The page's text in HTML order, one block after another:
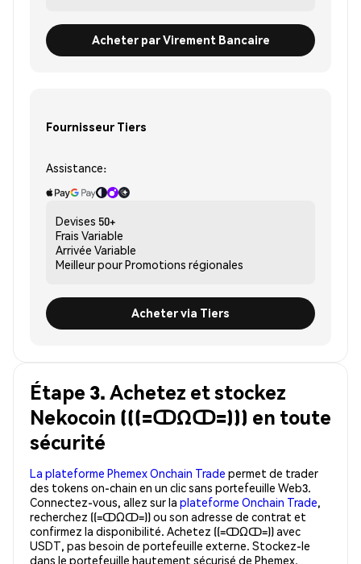
Acheter par Virement Bancaire
Fournisseur Tiers
Assistance:
Devises 50+
Frais Variable
Arrivée Variable
Meilleur pourPromotions régionales
Acheter via Tiers
Étape 3. Achetez et stockez
Nekocoin (((=ↀΩↀ=))) en toute
sécurité
La plateforme Phemex Onchain Trade permet de trader
des tokens on-chain en un clic sans portefeuille Web3.
Connectez-vous, allez sur la plateforme Onchain Trade,
recherchez ((=ↀΩↀ=)) ou son adresse de contrat et
confirmez la disponibilité. Achetez ((=ↀΩↀ=)) avec
USDT, pas besoin de portefeuille externe. Stockez-le
dans le portefeuille hautement sécurisé de Phemex.